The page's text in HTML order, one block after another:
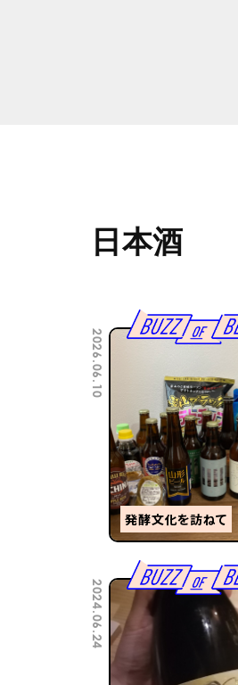
日本酒
2026.06.10
発酵文化を訪ねて
2024.06.24